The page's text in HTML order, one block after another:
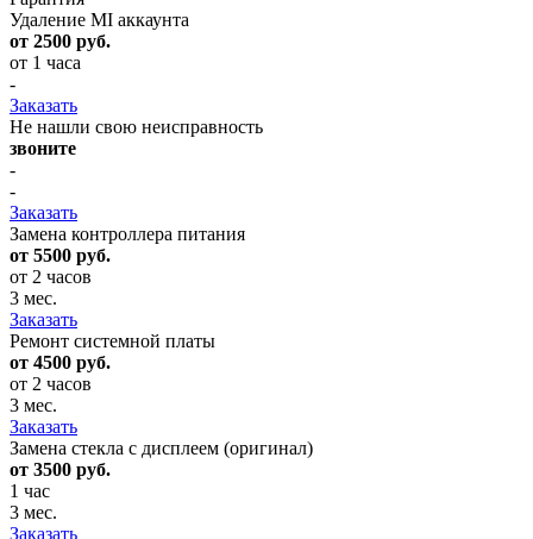
Удаление MI аккаунта
от 2500 руб.
от 1 часа
-
Заказать
Не нашли свою неисправность
звоните
-
-
Заказать
Замена контроллера питания
от 5500 руб.
от 2 часов
3 мес.
Заказать
Ремонт системной платы
от 4500 руб.
от 2 часов
3 мес.
Заказать
Замена стекла с дисплеем (оригинал)
от 3500 руб.
1 час
3 мес.
Заказать